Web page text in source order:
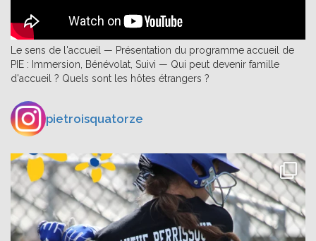
Le sens de l'accueil — Présentation du programme accueil de
PIE : Immersion, Bénévolat, Suivi — Qui peut devenir famille
d'accueil ? Quels sont les hôtes étrangers ?
pietroisquatorze